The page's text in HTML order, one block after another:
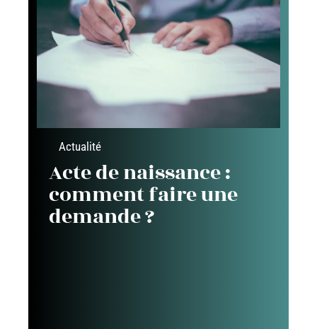
Actualité
Acte de naissance :
comment faire une
demande ?